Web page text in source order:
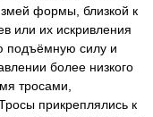
формы, близкой к
или их искривления
подъёмную силу и
более низкого
тросами,
прикреплялись к